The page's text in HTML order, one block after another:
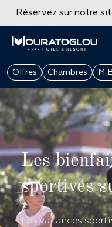
Réservez sur notre
GROUPES &
Offres Chambres M
Les
sportives
Les vacances